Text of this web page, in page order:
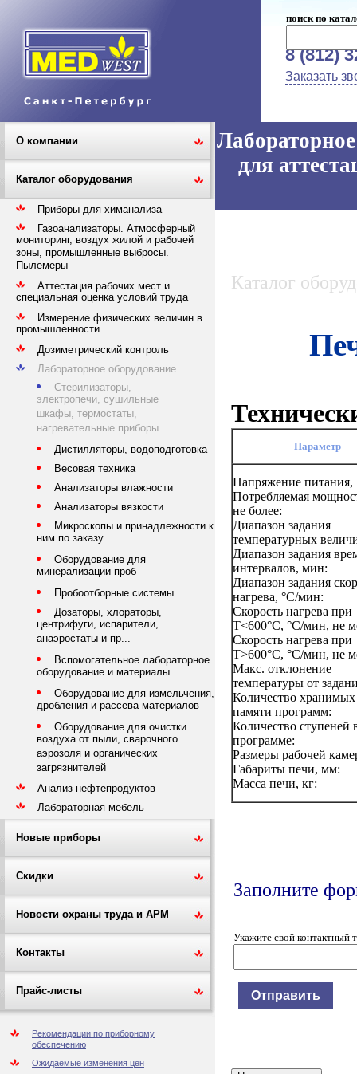
поиск по
8 (812)
Заказать
О компании
Каталог оборудования
Приборы для химанализа
Газоанализаторы. Атмосферный
мониторинг, воздух жилой и рабочей
зоны, промышленные выбросы.
Пылемеры
Аттестация рабочих мест и
специальная оценка условий труда
Измерение физических величин в
промышленности
Дозиметрический контроль
Лабораторное оборудование
Стерилизаторы,
электропечи, сушильные
шкафы, термостаты,
нагревательные приборы
Дистилляторы, водоподготовка
Весовая техника
Анализаторы влажности
Анализаторы вязкости
Микроскопы и принадлежности к
ним по заказу
Оборудование для
минерализации проб
Пробоотборные системы
Дозаторы, хлораторы,
центрифуги, испарители,
анаэростаты и пр...
Вспомогательное лабораторное
оборудование и материалы
Оборудование для измельчения,
дробления и рассева материалов
Оборудование для очистки
воздуха от пыли, сварочного
аэрозоля и органических
загрязнителей
Анализ нефтепродуктов
Лабораторная мебель
Новые приборы
Скидки
Новости охраны труда и АРМ
Контакты
Прайс-листы
Рекомендации по приборному
обеспечению
Ожидаемые изменения цен
для
Каталог
Параметр
Напряжение питания,
Потребляемая
не более:
Диапазон задания
температурных
Диапазон задания
интервалов, мин:
Диапазон задания
нагрева, °С/мин:
Скорость нагрева при
Т<600°С, °С/мин, не
Скорость нагрева при
Т>600°С, °С/мин, не
Макс. отклонение
температуры от
Количество
памяти программ:
Количество ступеней
программе:
Размеры рабочей
Габариты печи, мм:
Масса печи, кг:
Заполните
Укажите свой контактный